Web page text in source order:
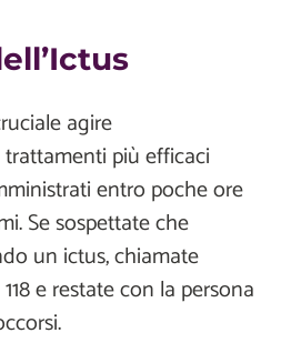
agire
più efficaci
entro poche ore
Se sospettate che
un ictus, chiamate
e restate con la persona